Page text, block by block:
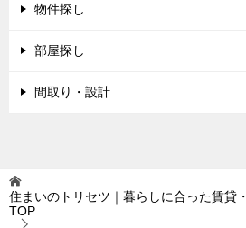
物件探し
部屋探し
間取り・設計
住まいのトリセツ｜暮らしに合った賃貸
TOP